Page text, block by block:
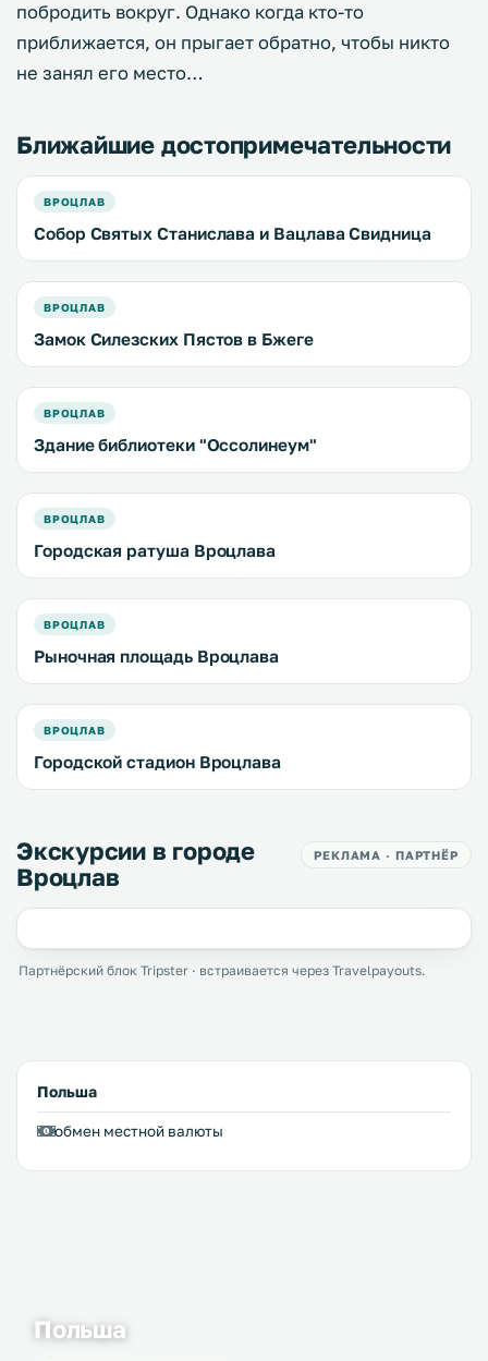
побродить вокруг. Однако когда кто-то
приближается, он прыгает обратно, чтобы никто
не занял его место…
Ближайшие достопримечательности
ВРОЦЛАВ
Собор Святых Станислава и Вацлава Свидница
ВРОЦЛАВ
Замок Силезских Пястов в Бжеге
ВРОЦЛАВ
Здание библиотеки "Оссолинеум"
ВРОЦЛАВ
Городская ратуша Вроцлава
ВРОЦЛАВ
Рыночная площадь Вроцлава
ВРОЦЛАВ
Городской стадион Вроцлава
Экскурсии в городе
Вроцлав
РЕКЛАМА · ПАРТНЁР
Партнёрский блок Tripster · встраивается через Travelpayouts.
Польша
обмен местной валюты
Польша